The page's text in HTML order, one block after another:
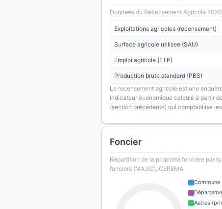
Donnees du Recensement Agricole
Exploitations agricoles (recensement)
Surface agricole utilisee (SAU)
Emploi agricole (ETP)
Production brute standard (PBS)
Le recensement agricole est une
indicateur économique calculé à partir
(section précédente) qui comptabilise
Foncier
Répartition de la propriété foncière par
fonciers (MAJIC), CEREMA.
Commune
Autres